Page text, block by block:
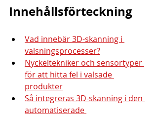
Innehållsförteckning
Vad innebär 3D-skanning i
valsningsprocesser?
Nyckeltekniker och sensortyper
för att hitta fel i valsade
produkter
Så integreras 3D-skanning i den
automatiserade